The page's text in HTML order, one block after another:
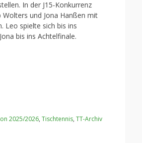
In der J15-Konkurrenz
und Jona Hanßen mit
Leo spielte sich bis ins
bis ins Achtelfinale.
2025/2026, Tischtennis, TT-Archiv